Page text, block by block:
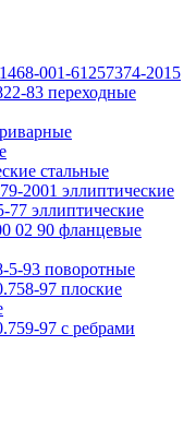
001-61257374-2015
83 переходные
стальные
2001 эллиптические
эллиптические
02 90 фланцевые
93 поворотные
97 плоские
97 с ребрами